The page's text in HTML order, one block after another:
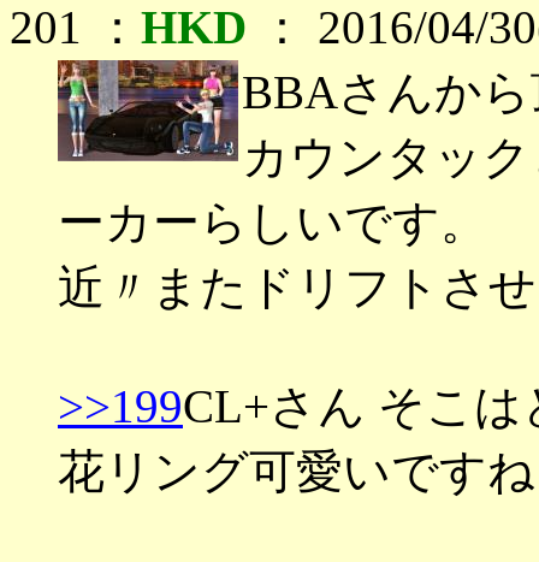
201 ： HKD ： 2016/04/
BBAさんか
カウンタッ
ーカーらしいです。
近〃またドリフトさ
>>199CL+さん そこ
花リング可愛いです